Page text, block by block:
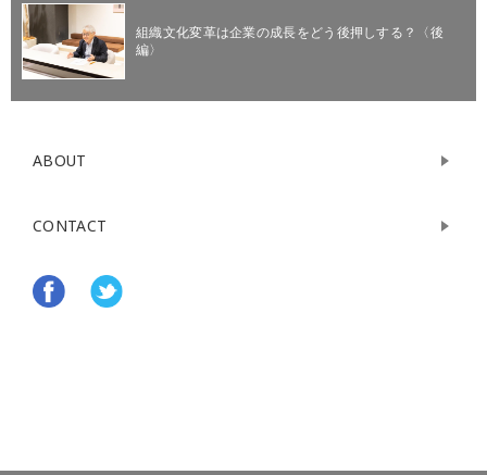
組織文化変革は企業の成長をどう後押しする？〈後
編〉
ABOUT
CONTACT